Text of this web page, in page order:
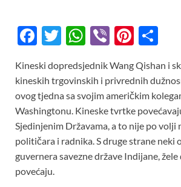
F
e
b
o
o
k
T
itt
er
W
at
s
A
p
p
Vi
er
Pi
er
es
t
ar
e
Kineski dopredsjednik Wang Qishan i
kineskih trgovinskih i privrednih
ovog tjedna sa svojim američkim
Washingtonu. Kineske tvrtke
Sjedinjenim Državama, a to nije po volji
političara i radnika. S druge strane neki
guvernera savezne države Indijane, žele
povećaju.